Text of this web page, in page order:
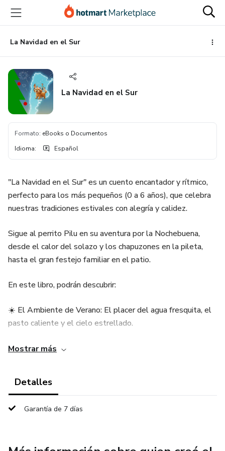
principal
página
de
página
La Navidad en el Sur
La Navidad en el Sur
Formato: eBooks o Documentos
Idioma: Español
"La Navidad en el Sur" es un cuento encantador y rítmico,
perfecto para los más pequeños (0 a 6 años), que celebra
nuestras tradiciones estivales con alegría y calidez.
Sigue al perrito Pilu en su aventura por la Nochebuena,
desde el calor del solazo y los chapuzones en la pileta,
hasta el gran festejo familiar en el patio.
En este libro, podrán descubrir:
☀️ El Ambiente de Verano: El placer del agua fresquita, el
pasto caliente y el cielo estrellado.
👨‍👩‍👧‍👦 Tradiciones: El olor a asado en la parrilla, el sabor
✨ La Magia de la Noche: Los ruidos lejanos de los fuegos
Noel (¡que viaja con mucho calor!).
Mostrar más
Detalles
Garantía de 7 días